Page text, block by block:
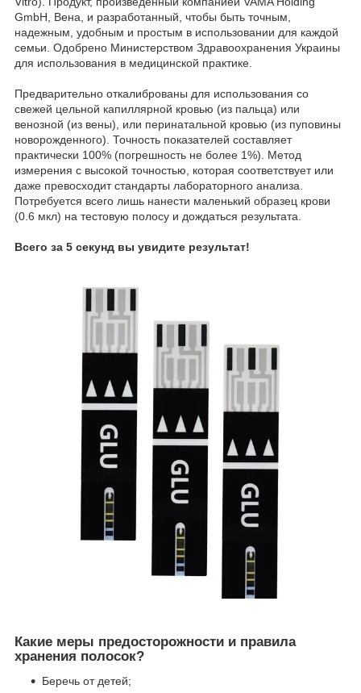
GmbH, Вена, и разработанный, чтобы быть точным,
надежным, удобным и простым в использовании для каждой
семьи. Одобрено Министерством Здравоохранения Украины
для использования в медицинской практике.
Предварительно откалиброваны для использования со
свежей цельной капиллярной кровью (из пальца) или
венозной (из вены), или перинатальной кровью (из пуповины
новорожденного). Точность показателей составляет
практически 100% (погрешность не более 1%). Метод
измерения с высокой точностью, которая соответствует или
даже превосходит стандарты лабораторного анализа.
Потребуется всего лишь нанести маленький образец крови
(0.6 мкл) на тестовую полосу и дождаться результата.
Всего за 5 секунд вы увидите результат!
Какие меры предосторожности и правила
хранения полосок?
Беречь от детей;